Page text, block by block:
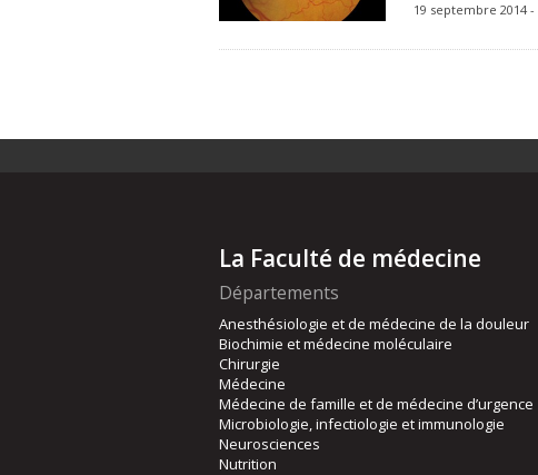
19 septembre 2014 -
La Faculté de médecine
Départements
Anesthésiologie et de médecine de la douleur
Biochimie et médecine moléculaire
Chirurgie
Médecine
Médecine de famille et de médecine d’urgence
Microbiologie, infectiologie et immunologie
Neurosciences
Nutrition